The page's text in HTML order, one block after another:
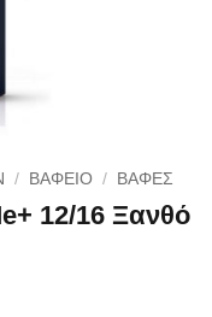
/ ΒΑΦΕΙΟ / ΒΑΦΈΣ
12/16 Ξανθό